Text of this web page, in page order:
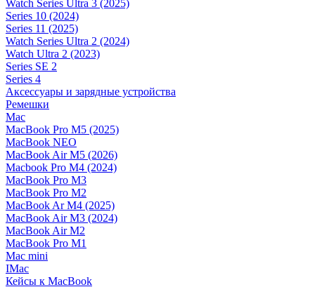
Watch Series Ultra 3 (2025)
Series 10 (2024)
Series 11 (2025)
Watch Series Ultra 2 (2024)
Watch Ultra 2 (2023)
Series SE 2
Series 4
Аксессуары и зарядные устройства
Ремешки
Mac
MacBook Pro M5 (2025)
MacBook NEO
MacBook Air M5 (2026)
Macbook Pro M4 (2024)
MacBook Pro M3
MacBook Pro M2
MacBook Ar M4 (2025)
MacBook Air M3 (2024)
MacBook Air M2
MacBook Pro M1
Mac mini
IMac
Кейсы к MacBook